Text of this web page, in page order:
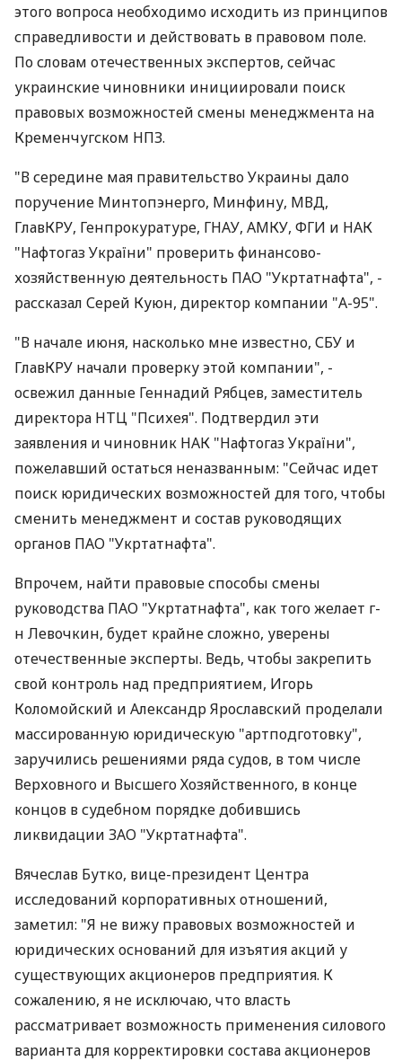
этого вопроса необходимо исходить из принципов
справедливости и действовать в правовом поле.
По словам отечественных экспертов, сейчас
украинские чиновники инициировали поиск
правовых возможностей смены менеджмента на
Кременчугском НПЗ.
"В середине мая правительство Украины дало
поручение Минтопэнерго, Минфину, МВД,
ГлавКРУ, Генпрокуратуре, ГНАУ, АМКУ, ФГИ и НАК
"Нафтогаз України" проверить финансово-
хозяйственную деятельность ПАО "Укртатнафта", -
рассказал Серей Куюн, директор компании "А-95".
"В начале июня, насколько мне известно, СБУ и
ГлавКРУ начали проверку этой компании", -
освежил данные Геннадий Рябцев, заместитель
директора НТЦ "Психея". Подтвердил эти
заявления и чиновник НАК "Нафтогаз України",
пожелавший остаться неназванным: "Сейчас идет
поиск юридических возможностей для того, чтобы
сменить менеджмент и состав руководящих
органов ПАО "Укртатнафта".
Впрочем, найти правовые способы смены
руководства ПАО "Укртатнафта", как того желает г-
н Левочкин, будет крайне сложно, уверены
отечественные эксперты. Ведь, чтобы закрепить
свой контроль над предприятием, Игорь
Коломойский и Александр Ярославский проделали
массированную юридическую "артподготовку",
заручились решениями ряда судов, в том числе
Верховного и Высшего Хозяйственного, в конце
концов в судебном порядке добившись
ликвидации ЗАО "Укртатнафта".
Вячеслав Бутко, вице-президент Центра
исследований корпоративных отношений,
заметил: "Я не вижу правовых возможностей и
юридических оснований для изъятия акций у
существующих акционеров предприятия. К
сожалению, я не исключаю, что власть
рассматривает возможность применения силового
варианта для корректировки состава акционеров